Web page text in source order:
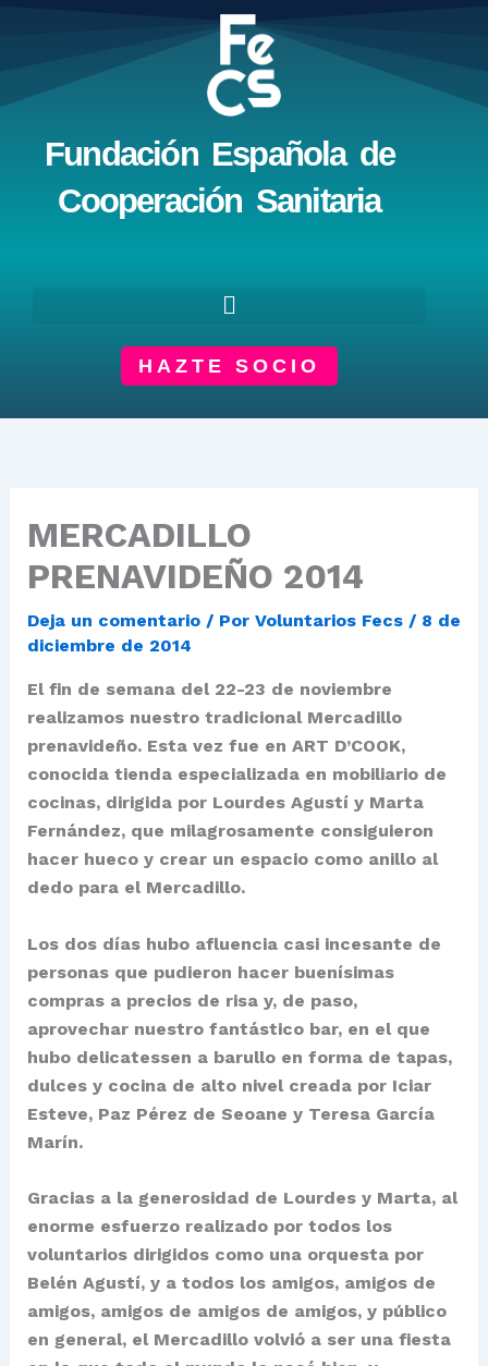
Fundación Española de
Cooperación Sanitaria
HAZTE SOCIO
MERCADILLO
PRENAVIDEÑO 2014
Deja un comentario / Por Voluntarios Fecs / 8 de
diciembre de 2014
El fin de semana del 22-23 de noviembre
realizamos nuestro tradicional Mercadillo
prenavideño. Esta vez fue en ART D’COOK,
conocida tienda especializada en mobiliario de
cocinas, dirigida por Lourdes Agustí y Marta
Fernández, que milagrosamente consiguieron
hacer hueco y crear un espacio como anillo al
dedo para el Mercadillo.
Los dos días hubo afluencia casi incesante de
personas que pudieron hacer buenísimas
compras a precios de risa y, de paso,
aprovechar nuestro fantástico bar, en el que
hubo delicatessen a barullo en forma de tapas,
dulces y cocina de alto nivel creada por Iciar
Esteve, Paz Pérez de Seoane y Teresa García
Marín.
Gracias a la generosidad de Lourdes y Marta, al
enorme esfuerzo realizado por todos los
voluntarios dirigidos como una orquesta por
Belén Agustí, y a todos los amigos, amigos de
amigos, amigos de amigos de amigos, y público
en general, el Mercadillo volvió a ser una fiesta